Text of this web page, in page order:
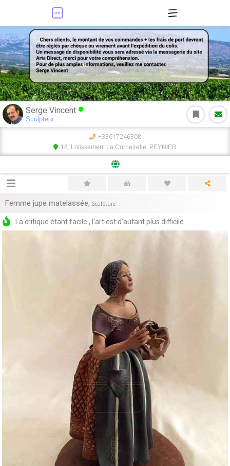
Serge Vincent
Sculpteur
+33617246308
18, Lotissement La Corneirelle, PEYNIER
Femme jupe matelassée, Sculpture
La critique étant facile , l’art est d’autant plus difficile .